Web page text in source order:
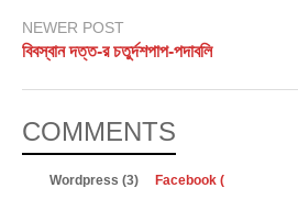
NEWER POST
বিবস্বান দত্ত-র চতুর্দশপাপ-পদাবলি
COMMENTS
Wordpress (3) Facebook (